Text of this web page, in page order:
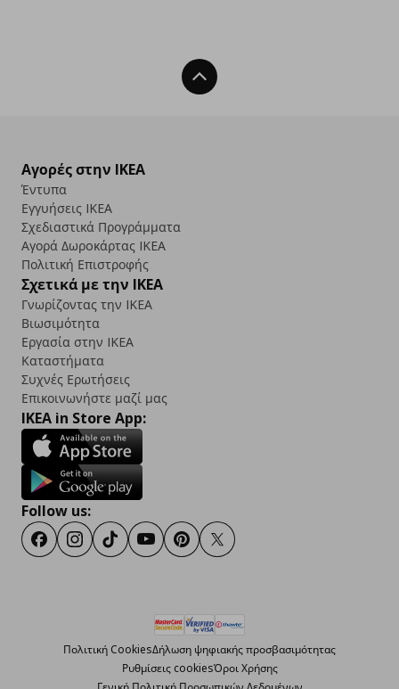
Back To Top
Αγορές στην IKEA
Έντυπα
Εγγυήσεις IKEA
Σχεδιαστικά Προγράμματα
Αγορά Δωρoκάρτας IKEA
Πολιτική Επιστροφής
Σχετικά με την IKEA
Γνωρίζοντας την IKEA
Βιωσιμότητα
Εργασία στην IKEA
Καταστήματα
Συχνές Ερωτήσεις
Επικοινωνήστε μαζί μας
IKEA in Store App:
Follow us:
FacebookInstagram
TikTokYoutubePinterestTwitter
Πολιτική CookiesΔήλωση ψηφιακής προσβασιμότητας
Ρυθμίσεις cookiesΌροι Χρήσης